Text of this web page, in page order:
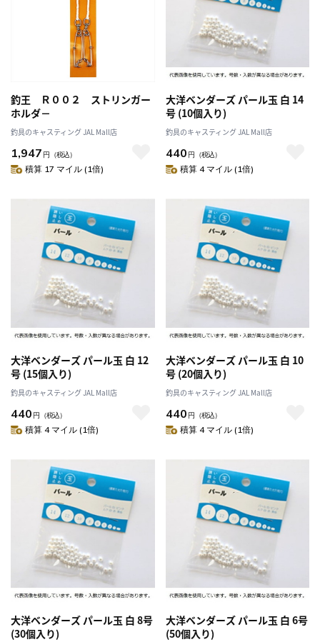
釣王 Ｒ００２ ストリンガー
ホルダ－
釣具のキャスティング JAL Mall店
1,947 円 （税込）
積算 17 マイル (1倍)
大洋ベンダーズ パール玉 白 14
号 (10個入り)
釣具のキャスティング JAL Mall店
440 円 （税込）
積算 4 マイル (1倍)
大洋ベンダーズ パール玉 白 12
号 (15個入り)
釣具のキャスティング JAL Mall店
440 円 （税込）
積算 4 マイル (1倍)
大洋ベンダーズ パール玉 白 10
号 (20個入り)
釣具のキャスティング JAL Mall店
440 円 （税込）
積算 4 マイル (1倍)
大洋ベンダーズ パール玉 白 8号
(30個入り)
大洋ベンダーズ パール玉 白 6号
(50個入り)